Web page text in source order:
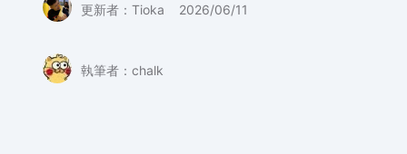
更新者： Tioka 2026/06/11
執筆者： chalk